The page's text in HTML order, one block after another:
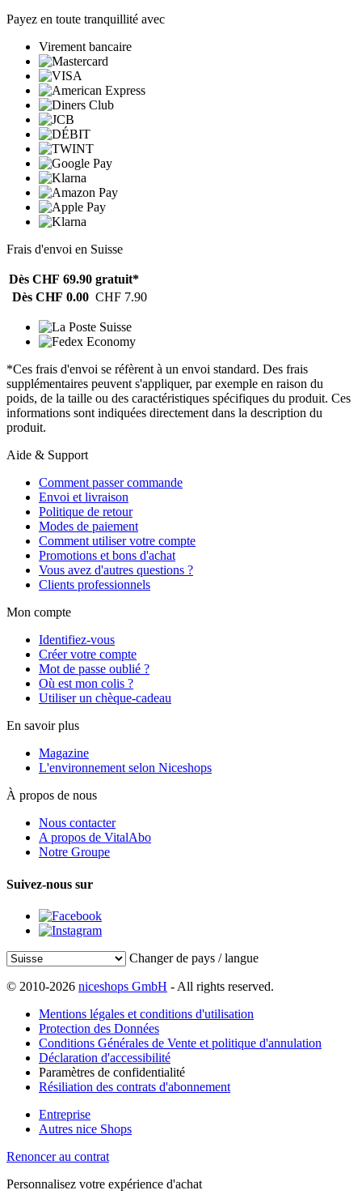
Payez en toute tranquillité avec
Virement bancaire
Frais d'envoi en Suisse
Dès CHF 69.90 gratuit*
Dès CHF 0.00 CHF 7.90
*Ces frais d'envoi se réfèrent à un envoi standard. Des frais
supplémentaires peuvent s'appliquer, par exemple en raison du
poids, de la taille ou des caractéristiques spécifiques du produit. Ces
informations sont indiquées directement dans la description du
produit.
Aide & Support
Comment passer commande
Envoi et livraison
Politique de retour
Modes de paiement
Comment utiliser votre compte
Promotions et bons d'achat
Vous avez d'autres questions ?
Clients professionnels
Mon compte
Identifiez-vous
Créer votre compte
Mot de passe oublié ?
Où est mon colis ?
Utiliser un chèque-cadeau
En savoir plus
Magazine
L'environnement selon Niceshops
À propos de nous
Nous contacter
A propos de VitalAbo
Notre Groupe
Suivez-nous sur
Changer de pays / langue
© 2010-2026 niceshops GmbH - All rights reserved.
Mentions légales et conditions d'utilisation
Protection des Données
Conditions Générales de Vente et politique d'annulation
Déclaration d'accessibilité
Paramètres de confidentialité
Résiliation des contrats d'abonnement
Entreprise
Autres nice Shops
Renoncer au contrat
Personnalisez votre expérience d'achat